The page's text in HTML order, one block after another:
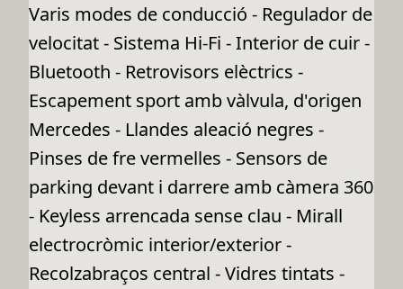
Varis modes de conducció - Regulador de
velocitat - Sistema Hi-Fi - Interior de cuir -
Bluetooth - Retrovisors elèctrics -
Escapement sport amb vàlvula, d'origen
Mercedes - Llandes aleació negres -
Pinses de fre vermelles - Sensors de
parking devant i darrere amb càmera 360
- Keyless arrencada sense clau - Mirall
electrocròmic interior/exterior -
Recolzabraços central - Vidres tintats -